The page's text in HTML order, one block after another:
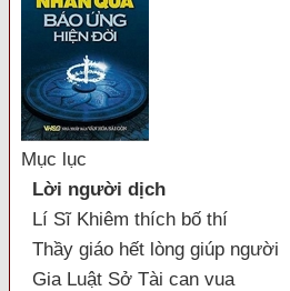
Mục lục
Lời người dịch
Lí Sĩ Khiêm thích bố thí
Thầy giáo hết lòng giúp người
Gia Luật Sở Tài can vua